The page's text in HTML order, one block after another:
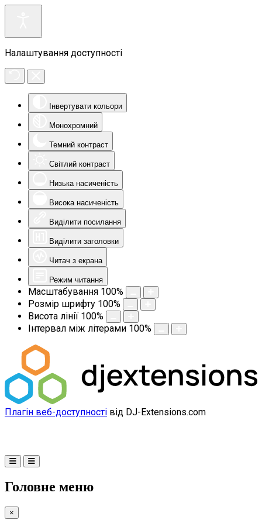
Налаштування доступності
Інвертувати кольори
Монохромний
Темний контраст
Світлий контраст
Низька насиченість
Висока насиченість
Виділити посилання
Виділити заголовки
Читач з екрана
Режим читання
Масштабування 100%
Розмір шрифту 100%
Висота лінії 100%
Інтервал між літерами 100%
Плагін веб-доступності від DJ-Extensions.com
Головне меню
×